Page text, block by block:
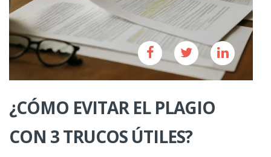
¿CÓMO EVITAR EL PLAGIO
CON 3 TRUCOS ÚTILES?